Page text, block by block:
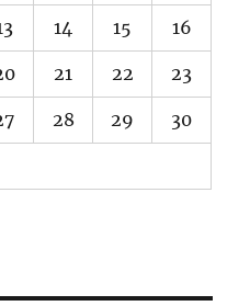
14 15 16
21 22 23
28 29 30